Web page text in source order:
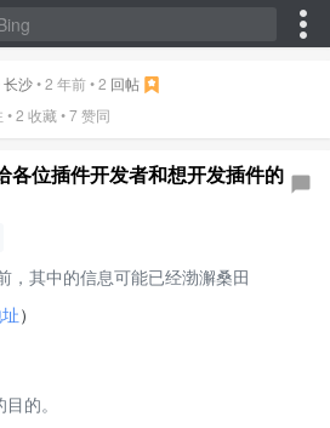
长沙•2 年前•2 回帖
•2 收藏 •7 赞同
各位插件开发者和想开发插件的
，其中的信息可能已经渤澥桑田
）
的。